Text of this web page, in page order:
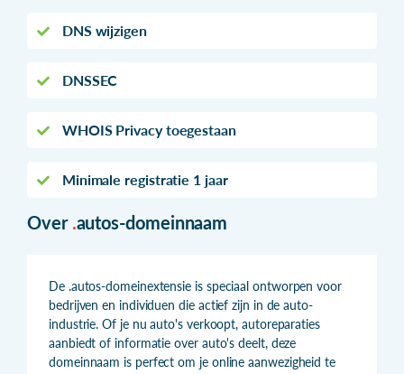
DNS wijzigen
DNSSEC
WHOIS Privacy toegestaan
Minimale registratie 1 jaar
Over .autos-domeinnaam
De .autos-domeinextensie is speciaal ontworpen voor
bedrijven en individuen die actief zijn in de auto-
industrie. Of je nu auto's verkoopt, autoreparaties
aanbiedt of informatie over auto's deelt, deze
domeinnaam is perfect om je online aanwezigheid te